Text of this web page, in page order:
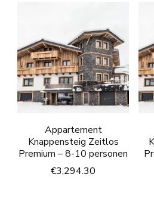
Appartement
Knappensteig Zeitlos
Premium – 8-10 personen
€3,294.30